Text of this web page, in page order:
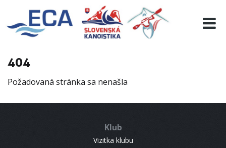
404
Požadovaná stránka sa nenašla
Klub
Vizitka klubu
EURO 19
INFO
RESULTS
CONTACT